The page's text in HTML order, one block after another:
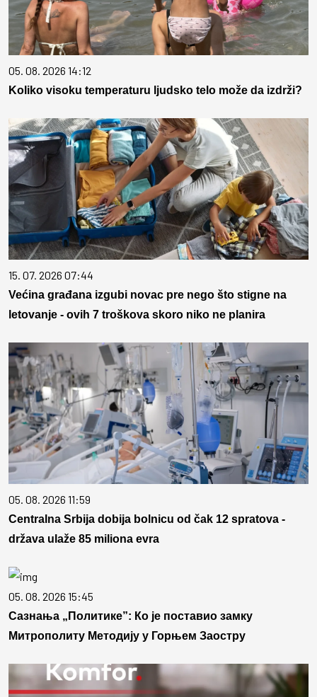
05. 08. 2026 14:12
Koliko visoku temperaturu ljudsko telo može da izdrži?
15. 07. 2026 07:44
Većina građana izgubi novac pre nego što stigne na
letovanje - ovih 7 troškova skoro niko ne planira
05. 08. 2026 11:59
Centralna Srbija dobija bolnicu od čak 12 spratova -
država ulaže 85 miliona evra
05. 08. 2026 15:45
Сазнања „Политике”: Ко је поставио замку
Митрополиту Методију у Горњем Заостру